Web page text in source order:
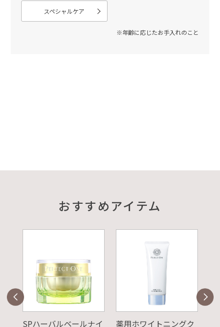
スペシャルケア
※年齢に応じたお手入れのこと
おすすめアイテム
薬用ホワイトニングク
SPUVプロテクトパウ